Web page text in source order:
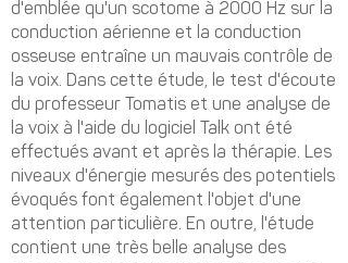
d'emblée qu'un scotome à 2000 Hz sur la
conduction aérienne et la conduction
osseuse entraîne un mauvais contrôle de
la voix. Dans cette étude, le test d'écoute
du professeur Tomatis et une analyse de
la voix à l'aide du logiciel Talk ont été
effectués avant et après la thérapie. Les
niveaux d'énergie mesurés des potentiels
évoqués font également l'objet d'une
attention particulière. En outre, l'étude
contient une très belle analyse des